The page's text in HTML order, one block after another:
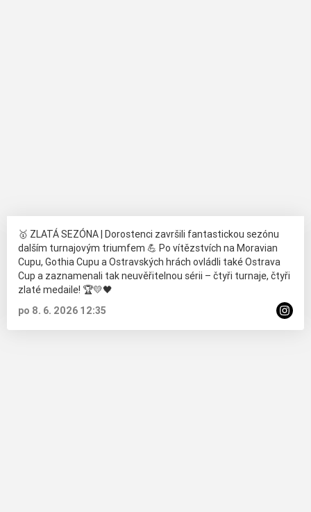
🥇 ZLATÁ SEZÓNA | Dorostenci završili fantastickou sezónu
dalším turnajovým triumfem 💪 Po vítězstvích na Moravian
Cupu, Gothia Cupu a Ostravských hrách ovládli také Ostrava
Cup a zaznamenali tak neuvěřitelnou sérii – čtyři turnaje, čtyři
zlaté medaile! 🏆💛🖤
po 8. 6. 2026 12:35